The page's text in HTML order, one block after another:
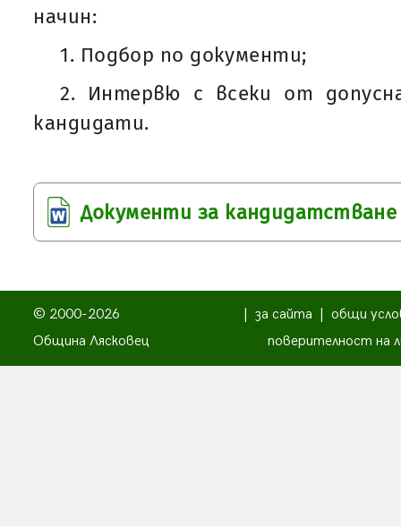
начин:
1. Подбор по документи;
2. Интервю с всеки от
кандидати.
Документи за кандидатстване
© 2000-2026
Община Лясковец
за сайта
общи
поверителност на